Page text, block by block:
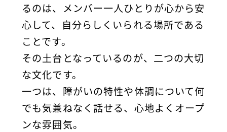
るのは、メンバー一人ひとりが心から安
心して、自分らしくいられる場所である
ことです。
その土台となっているのが、二つの大切
な文化です。
一つは、障がいの特性や体調について何
でも気兼ねなく話せる、心地よくオープ
ンな雰囲気。